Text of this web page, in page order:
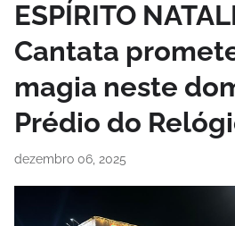
ESPÍRITO
Cantata
magia neste
Prédio do
dezembro 06, 2025